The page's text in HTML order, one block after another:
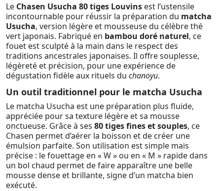
Le Chasen Usucha 80 tiges Louvins est l’ustensile
incontournable pour réussir la préparation du matcha
Usucha, version légère et mousseuse du célèbre thé
vert japonais. Fabriqué en bambou doré naturel, ce
fouet est sculpté à la main dans le respect des
traditions ancestrales japonaises. Il offre souplesse,
légèreté et précision, pour une expérience de
dégustation fidèle aux rituels du chanoyu.
Un outil traditionnel pour le matcha Usucha
Le matcha Usucha est une préparation plus fluide,
appréciée pour sa texture légère et sa mousse
onctueuse. Grâce à ses 80 tiges fines et souples, ce
Chasen permet d’aérer la boisson et de créer une
émulsion parfaite. Son utilisation est simple mais
précise : le fouettage en « W » ou en « M » rapide dans
un bol chaud permet de faire apparaître une belle
mousse dense et brillante, signe d’un matcha bien
exécuté.